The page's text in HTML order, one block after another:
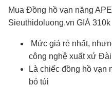
Mua Đồng hồ vạn năng
Sieuthidoluong.vn GIÁ 310k
Mức giá rẻ nhất,
công nghệ xuất xứ
Là chiếc đồng hồ vạn
bỏ túi